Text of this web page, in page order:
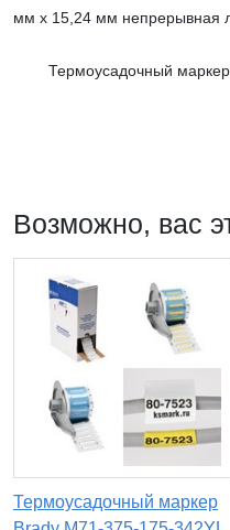
мм х 15,24 мм непрерывная
Термоусадочный
Возможно, вас
Термоусадочный маркер